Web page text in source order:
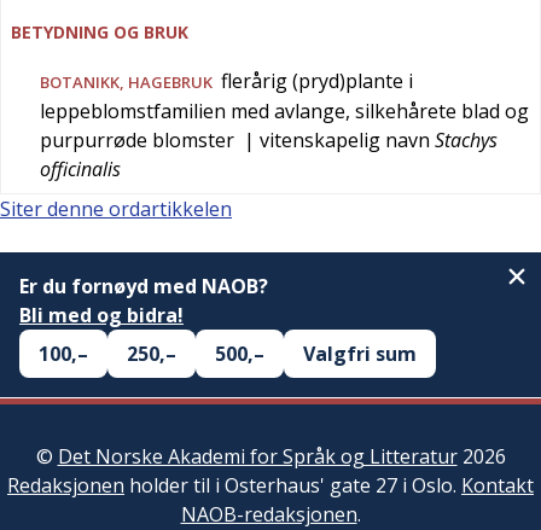
BETYDNING OG BRUK
BOTANIKK, HAGEBRUK flerårig (pryd)plante i
leppeblomstfamilien med avlange, silkehårete blad og
purpurrøde blomster | vitenskapelig navn Stachys
officinalis
Siter denne ordartikkelen
Er du fornøyd med NAOB?
Bli med og bidra!
100,–
250,– 500,– Valgfri sum
© Det Norske Akademi for Språk og Litteratur2026
Redaksjonen holder til i Osterhaus' gate 27 i Oslo. Kontakt
NAOB-redaksjonen.